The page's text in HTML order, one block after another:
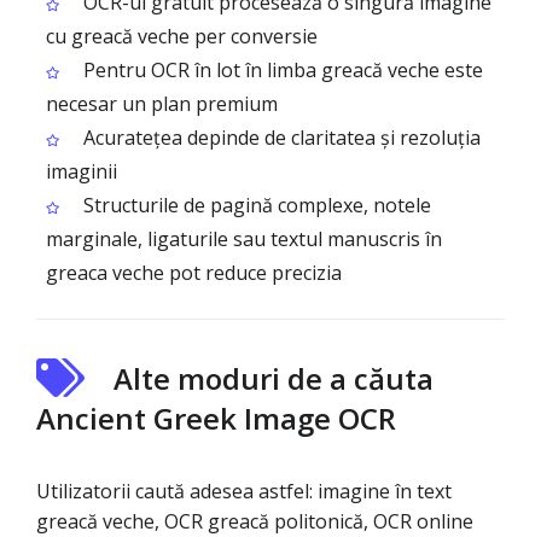
cu greacă veche per conversie
Pentru OCR în lot în limba greacă veche este
necesar un plan premium
Acuratețea depinde de claritatea și rezoluția
imaginii
Structurile de pagină complexe, notele
marginale, ligaturile sau textul manuscris în
greaca veche pot reduce precizia
Alte moduri de a căuta
Ancient Greek Image OCR
Utilizatorii caută adesea astfel: imagine în text
greacă veche, OCR greacă politonică, OCR online